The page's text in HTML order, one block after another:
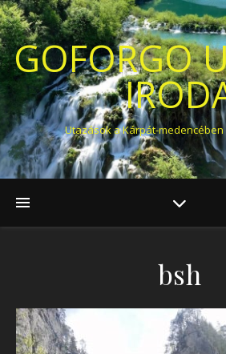
GOFORGO
Utazások a Kárpát-
bsh